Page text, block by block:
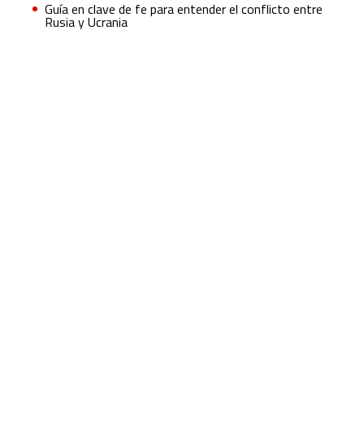
Guía en clave de fe para entender el conflicto entre
Rusia y Ucrania